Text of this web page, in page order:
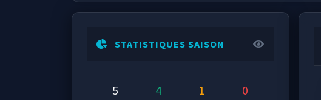
STATISTIQUES SAISON
5 4 1 0